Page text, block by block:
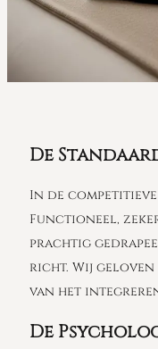
De
In de
Functioneel,
prachtig
richt. Wij geloven
van het
De